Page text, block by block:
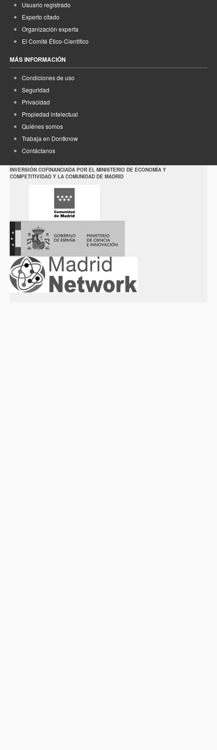
Usuario registrado
Experto citado
Organización experta
El Comité Ético-Científico
MÁS INFORMACIÓN
Condiciones de uso
Seguridad
Privacidad
Propiedad intelectual
Quiénes somos
Trabaja en Dontknow
Contáctanos
INVERSIÓN COFINANCIADA POR EL MINISTERIO DE ECONOMÍA Y
COMPETITIVIDAD Y LA COMUNIDAD DE MADRID